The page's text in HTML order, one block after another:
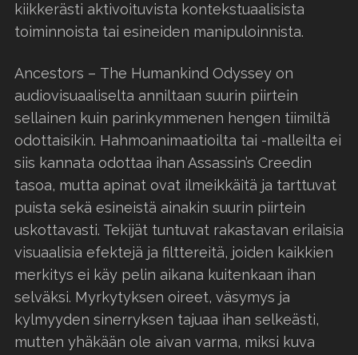
kiikkerästi aktivoituvista kontekstuaalisista
toiminnoista tai esineiden manipuloinnista.
Ancestors – The Humankind Odyssey on
audiovisuaaliselta anniltaan suurin piirtein
sellainen kuin parinkymmenen hengen tiimiltä
odottaisikin. Hahmoanimaatioilta tai -malleilta ei
siis kannata odottaa ihan Assassin’s Creedin
tasoa, mutta apinat ovat ilmeikkäitä ja tarttuvat
puista sekä esineistä ainakin suurin piirtein
uskottavasti. Tekijät tuntuvat rakastavan erilaisia
visuaalisia efektejä ja filttereitä, joiden kaikkien
merkitys ei käy pelin aikana kuitenkaan ihan
selväksi. Myrkytyksen oireet, väsymys ja
kylmyyden sinerryksen tajuaa ihan selkeästi,
mutten yhäkään ole aivan varma, miksi kuva